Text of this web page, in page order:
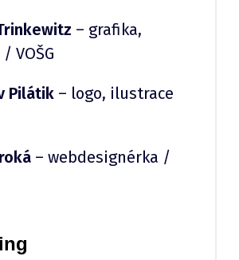
– grafika,
VOŠG
Pilátik – logo, ilustrace
– webdesignérka /